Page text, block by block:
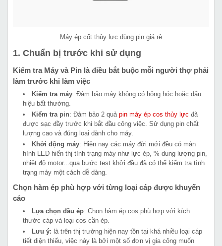
Máy ép cốt thủy lực dùng pin giá rẻ
1. Chuẩn bị trước khi sử dụng
Kiểm tra Máy và Pin là điều bắt buộc mỗi người thợ phải
làm trước khi làm việc
Kiểm tra máy: Đảm bảo máy không có hỏng hóc hoặc dấu
hiệu bất thường.
Kiểm tra pin: Đảm bảo 2 quả pin máy ép cos thủy lực đã
được sạc đầy trước khi bắt đầu công việc. Sử dụng pin chất
lượng cao và đúng loại dành cho máy.
Khởi động máy: Hiện nay các máy đời mới đều có màn
hình LED hiển thị tình trạng máy như lực ép, % dung lượng pin,
nhiệt độ motor...qua bước test khởi đầu đã có thể kiểm tra tình
trạng máy một cách dễ dàng.
Chọn hàm ép phù hợp với từng loại cáp được khuyến
cáo
Lựa chọn đầu ép: Chọn hàm ép cos phù hợp với kích
thước cáp và loại cos cần ép.
Lưu ý: là trên thị trường hiện nay tồn tại khá nhiều loại cáp
tiết diện thiếu, việc này là bởi một số đơn vị gia công muốn